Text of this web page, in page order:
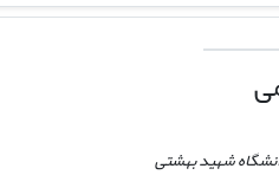
شهید بهشتی